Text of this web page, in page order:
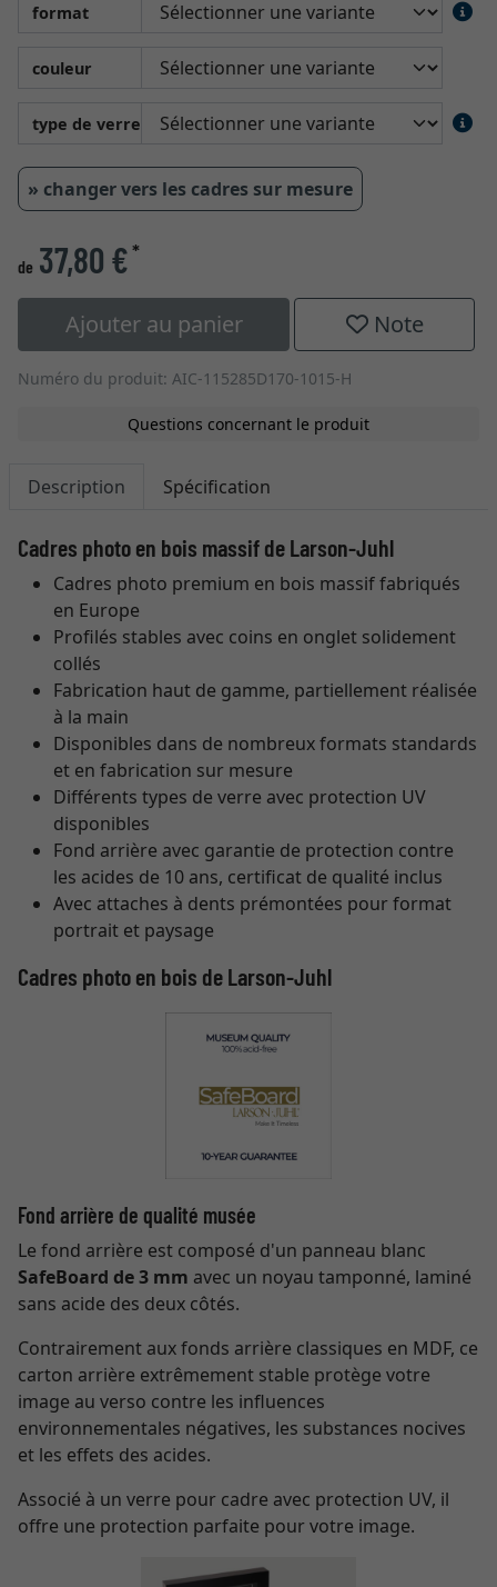
format
couleur
type de verre
» changer vers les cadres sur mesure
de 37,80 €*
Ajouter au panier Note
Numéro du produit: AIC-115285D170-1015-H
Questions concernant le produit
Description Spécification
Cadres photo en bois massif de Larson-Juhl
Cadres photo premium en bois massif fabriqués
en Europe
Profilés stables avec coins en onglet solidement
collés
Fabrication haut de gamme, partiellement réalisée
à la main
Disponibles dans de nombreux formats standards
et en fabrication sur mesure
Différents types de verre avec protection UV
disponibles
Fond arrière avec garantie de protection contre
les acides de 10 ans, certificat de qualité inclus
Avec attaches à dents prémontées pour format
portrait et paysage
Cadres photo en bois de Larson-Juhl
Fond arrière de qualité musée
Le fond arrière est composé d'un panneau blanc
SafeBoard de 3 mm avec un noyau tamponné, laminé
sans acide des deux côtés.
Contrairement aux fonds arrière classiques en MDF, ce
carton arrière extrêmement stable protège votre
image au verso contre les influences
environnementales négatives, les substances nocives
et les effets des acides.
Associé à un verre pour cadre avec protection UV, il
offre une protection parfaite pour votre image.